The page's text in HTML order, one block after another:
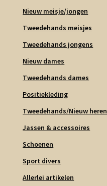
Nieuw meisje/jongen
Tweedehands meisjes
Tweedehands jongens
Nieuw dames
Tweedehands dames
Positiekleding
Tweedehands/Nieuw heren
Jassen & accessoires
Schoenen
Sport divers
Allerlei artikelen